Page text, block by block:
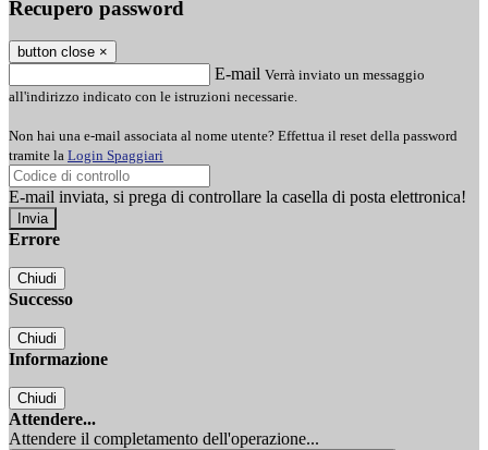
Recupero password
button close ×
E-mail Verrà inviato un messaggio
all'indirizzo indicato con le istruzioni necessarie.
Non hai una e-mail associata al nome utente? Effettua il reset della password
tramite la Login Spaggiari
E-mail inviata, si prega di controllare la casella di posta elettronica!
Errore
Chiudi
Successo
Chiudi
Informazione
Chiudi
Attendere...
Attendere il completamento dell'operazione...